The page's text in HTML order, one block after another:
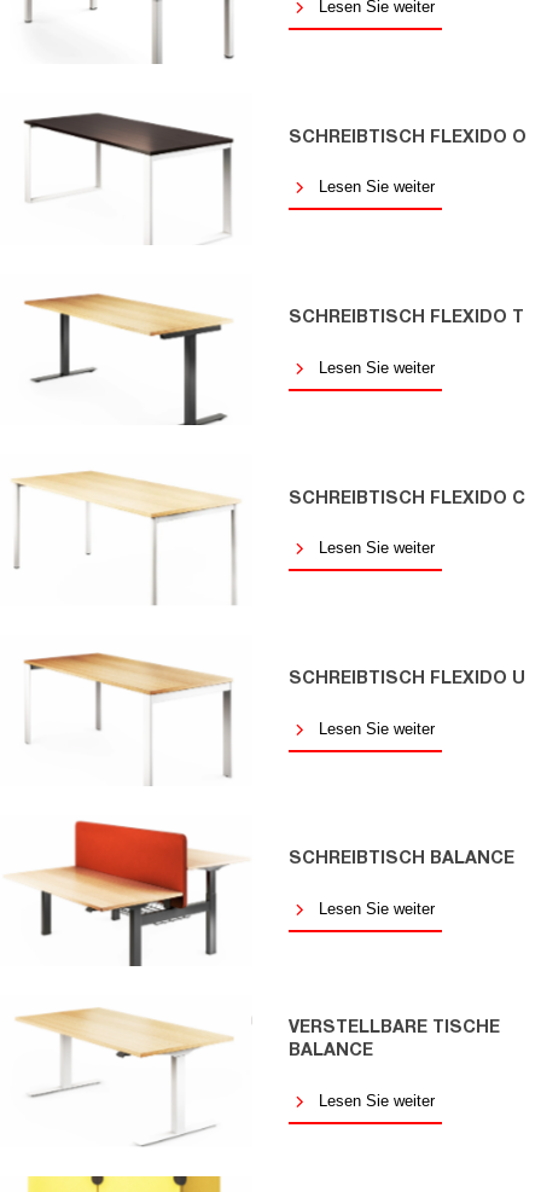
Lesen Sie weiter
SCHREIBTISCH FLEXIDO O
Lesen Sie weiter
SCHREIBTISCH FLEXIDO T
Lesen Sie weiter
SCHREIBTISCH FLEXIDO C
Lesen Sie weiter
SCHREIBTISCH FLEXIDO U
Lesen Sie weiter
SCHREIBTISCH BALANCE
Lesen Sie weiter
VERSTELLBARE TISCHE
BALANCE
Lesen Sie weiter